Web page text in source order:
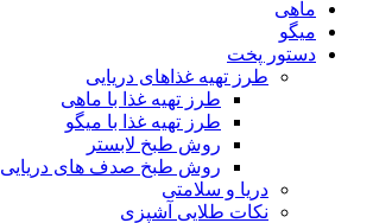
ماهی
میگو
دستور پخت
طرز تهیه غذاهای دریایی
طرز تهیه غذا با ماهی
طرز تهیه غذا با میگو
روش طبخ لابستر
روش طبخ صدف های دریایی
دریا و سلامتی
نکات طلایی آشپزی